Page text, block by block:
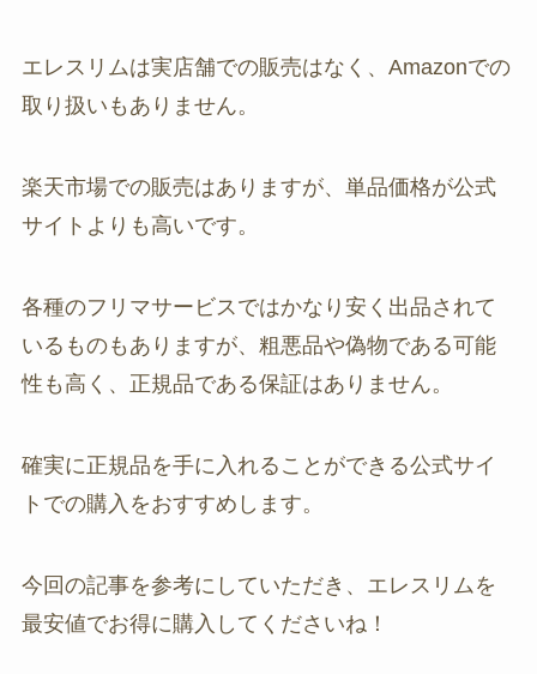
エレスリムは実店舗での販売はなく、Amazonでの
取り扱いもありません。
楽天市場での販売はありますが、単品価格が公式
サイトよりも高いです。
各種のフリマサービスではかなり安く出品されて
いるものもありますが、粗悪品や偽物である可能
性も高く、正規品である保証はありません。
確実に正規品を手に入れることができる公式サイ
トでの購入をおすすめします。
今回の記事を参考にしていただき、エレスリムを
最安値でお得に購入してくださいね！